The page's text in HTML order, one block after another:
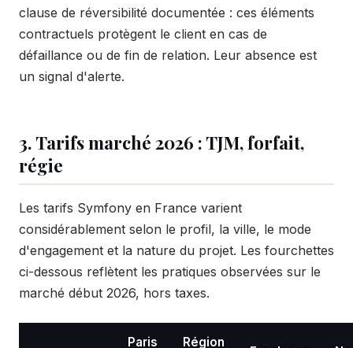
clause de réversibilité documentée : ces éléments
contractuels protègent le client en cas de
défaillance ou de fin de relation. Leur absence est
un signal d'alerte.
3. Tarifs marché 2026 : TJM, forfait,
régie
Les tarifs Symfony en France varient
considérablement selon le profil, la ville, le mode
d'engagement et la nature du projet. Les fourchettes
ci-dessous reflètent les pratiques observées sur le
marché début 2026, hors taxes.
Paris
Région